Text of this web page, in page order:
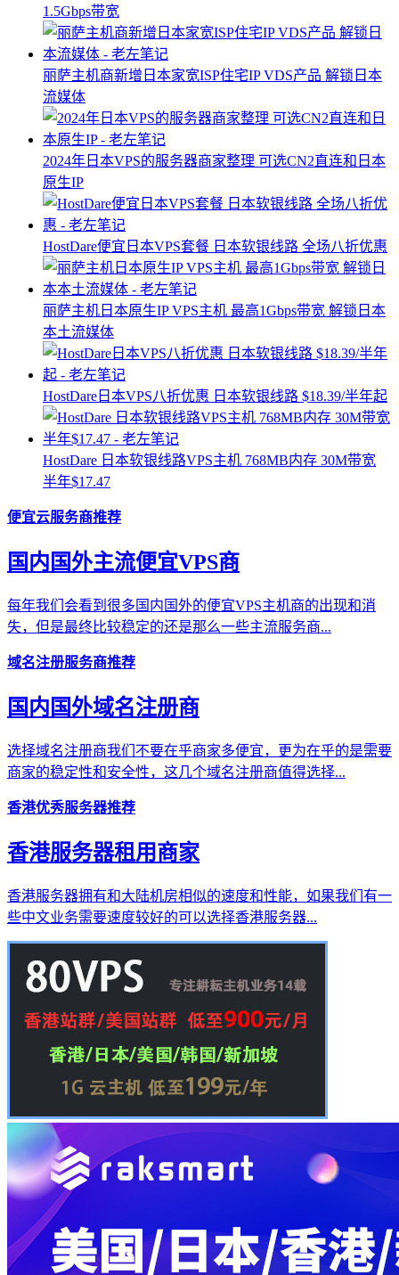
1.5Gbps带宽
丽萨主机商新增日本家宽ISP住宅IP VDS产品 解锁日本
流媒体
2024年日本VPS的服务器商家整理 可选CN2直连和日本
原生IP
HostDare便宜日本VPS套餐 日本软银线路 全场八折优惠
丽萨主机日本原生IP VPS主机 最高1Gbps带宽 解锁日本
本土流媒体
HostDare日本VPS八折优惠 日本软银线路 $18.39/半年起
HostDare 日本软银线路VPS主机 768MB内存 30M带宽
半年$17.47
便宜云服务商推荐
国内国外主流便宜VPS商
每年我们会看到很多国内国外的便宜VPS主机商的出现和消
失，但是最终比较稳定的还是那么一些主流服务商...
域名注册服务商推荐
国内国外域名注册商
选择域名注册商我们不要在乎商家多便宜，更为在乎的是需要
商家的稳定性和安全性，这几个域名注册商值得选择...
香港优秀服务器推荐
香港服务器租用商家
香港服务器拥有和大陆机房相似的速度和性能，如果我们有一
些中文业务需要速度较好的可以选择香港服务器...